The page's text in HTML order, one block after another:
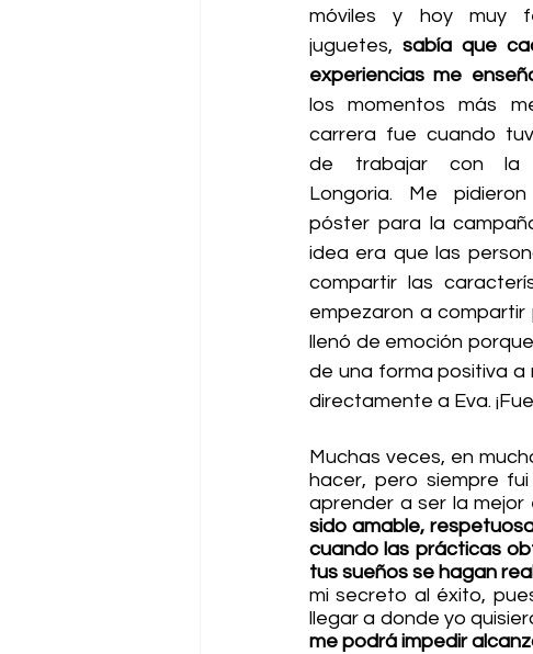
móviles y hoy muy
juguetes, sabía que
experiencias me
los momentos más
carrera fue cuando
de trabajar con la
Longoria. Me
póster para la
idea era que las
compartir las
empezaron a compartir
llenó de emoción
de una forma positiva a
directamente a Eva.
Muchas veces, en
hacer, pero siempre
aprender a ser la
sido amable,
cuando las prácticas
tus sueños se hagan
mi secreto al éxito,
llegar a donde yo
me podrá impedir